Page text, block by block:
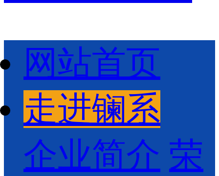
网站首页
走进镧系
企业简介 荣